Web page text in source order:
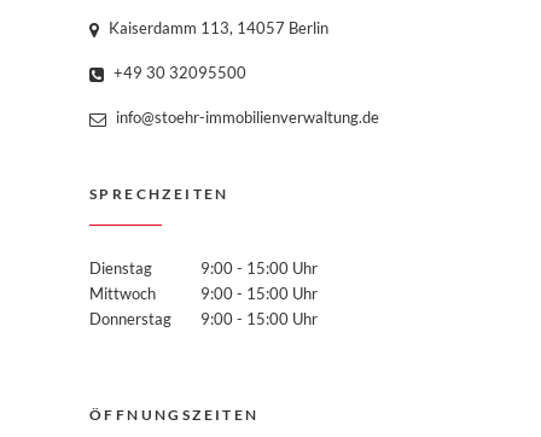
Kaiserdamm 113, 14057 Berlin
+49 30 32095500
info@stoehr-immobilienverwaltung.de
SPRECHZEITEN
Dienstag
Mittwoch
Donnerstag
9:00 - 15:00 Uhr
9:00 - 15:00 Uhr
9:00 - 15:00 Uhr
ÖFFNUNGSZEITEN